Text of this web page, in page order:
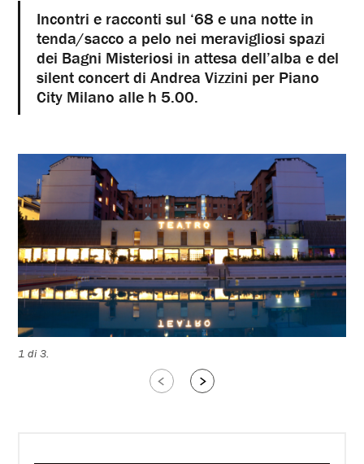
Incontri e racconti sul ‘68 e una notte in
tenda/sacco a pelo nei meravigliosi spazi
dei Bagni Misteriosi in attesa dell’alba e del
silent concert di Andrea Vizzini per Piano
City Milano alle h 5.00.
1 di 3.
Slide